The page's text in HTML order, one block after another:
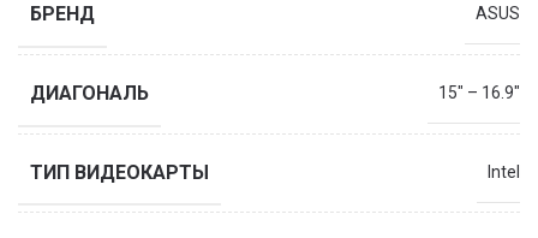
БРЕНД ASUS
ДИАГОНАЛЬ 15″ – 16.9″
ТИП ВИДЕОКАРТЫ Intel